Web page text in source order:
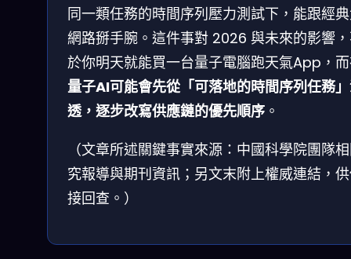
同一類任務的時間序列壓力測試下，能跟經
網路掰手腕。這件事對 2026 與未來的影響
於你明天就能買一台量子電腦跑天氣App，
量子AI可能會先從「可落地的時間序列任務
透，逐步改寫供應鏈的優先順序 。
（文章所述關鍵事實來源：中國科學院團隊
究報導與期刊資訊；另文末附上權威連結，
接回查。）